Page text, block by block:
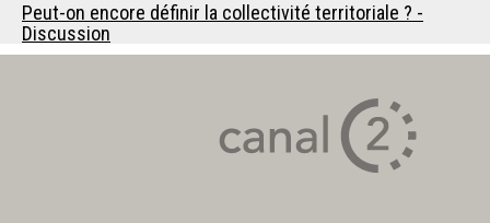
Peut-on encore définir la collectivité territoriale ? -
Discussion